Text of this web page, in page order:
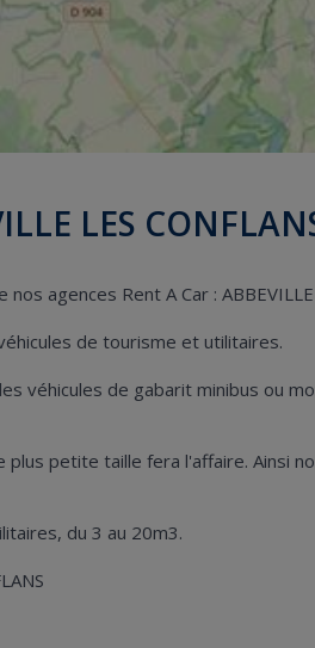
LES
agences Rent A Car : ABBEVILLE
de tourisme et utilitaires.
véhicules de gabarit minibus ou
plus petite taille fera l'affaire. Ainsi
du 3 au 20m3.